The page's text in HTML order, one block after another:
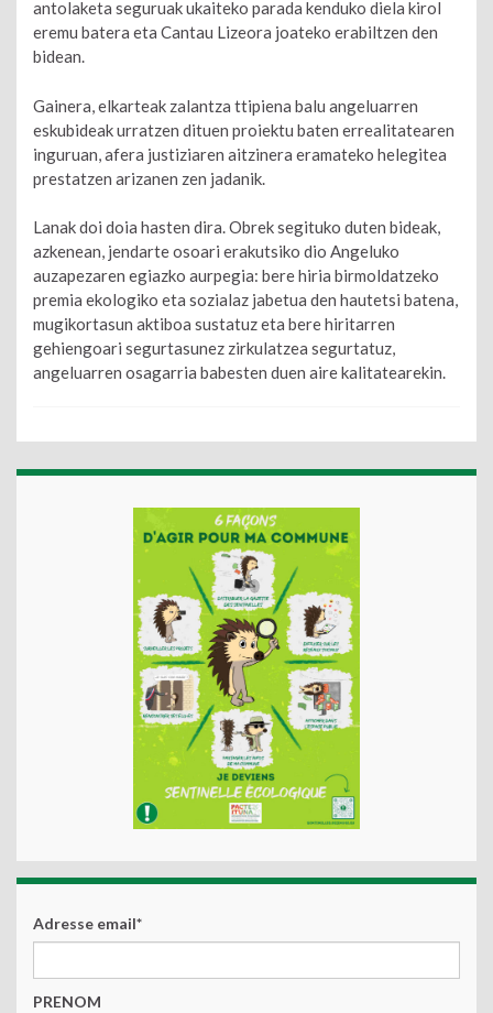
antolaketa seguruak ukaiteko parada kenduko diela kirol
eremu batera eta Cantau Lizeora joateko erabiltzen den
bidean.
Gainera, elkarteak zalantza ttipiena balu angeluarren
eskubideak urratzen dituen proiektu baten errealitatearen
inguruan, afera justiziaren aitzinera eramateko helegitea
prestatzen arizanen zen jadanik.
Lanak doi doia hasten dira. Obrek segituko duten bideak,
azkenean, jendarte osoari erakutsiko dio Angeluko ​​
auzapezaren egiazko aurpegia: bere hiria birmoldatzeko
premia ekologiko eta sozialaz jabetua den hautetsi batena,
mugikortasun aktiboa sustatuz eta bere hiritarren
gehiengoari segurtasunez zirkulatzea segurtatuz,
angeluarren osagarria babesten duen aire kalitatearekin.
Adresse email*
PRENOM